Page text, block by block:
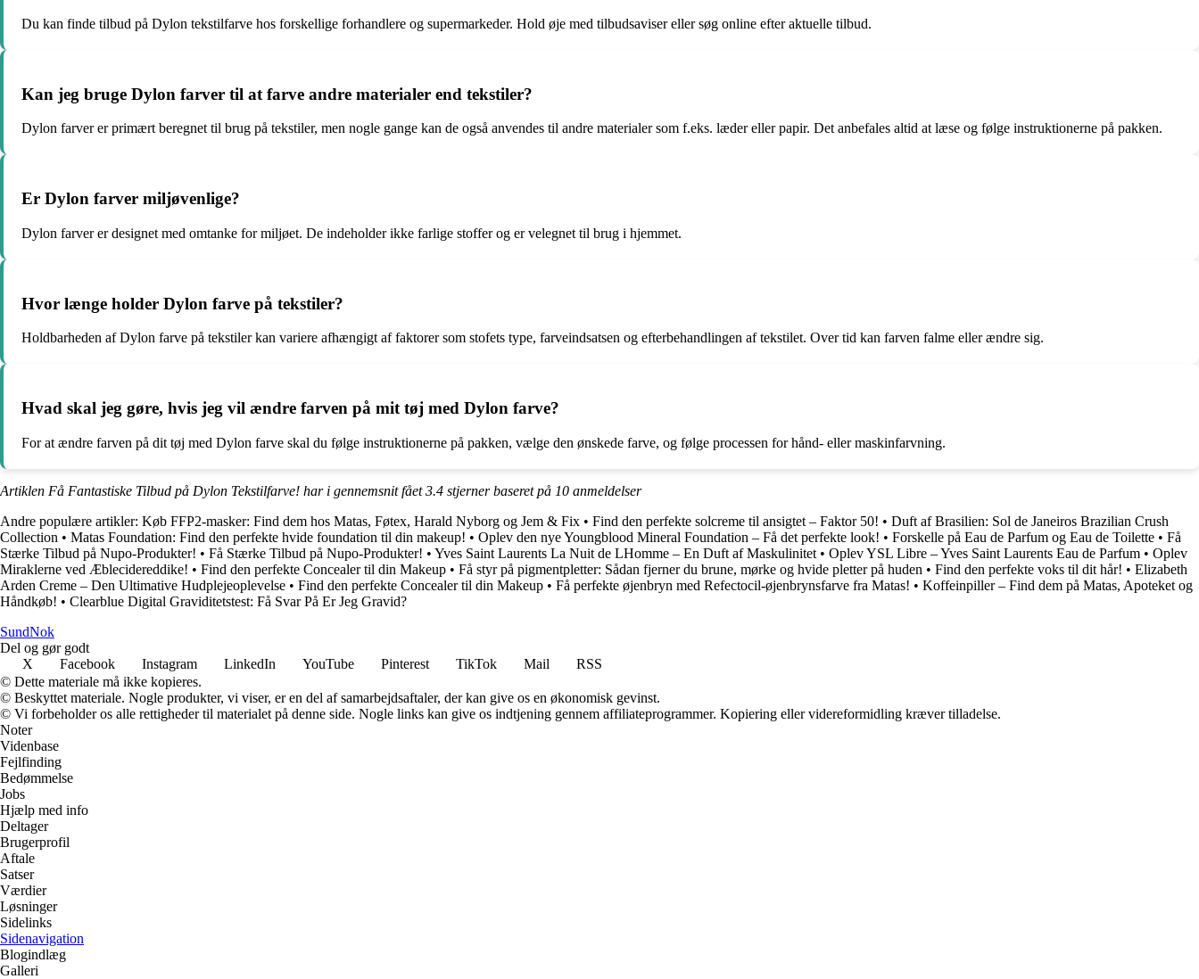
Du kan finde tilbud på Dylon tekstilfarve hos forskellige forhandlere og supermarkeder. Hold øje med tilbudsaviser eller søg online efter aktuelle tilbud.
Kan jeg bruge Dylon farver til at farve andre materialer end tekstiler?
Dylon farver er primært beregnet til brug på tekstiler, men nogle gange kan de også anvendes til andre materialer som f.eks. læder eller papir. Det anbefales altid at læse og følge instruktionerne på pakken.
Er Dylon farver miljøvenlige?
Dylon farver er designet med omtanke for miljøet. De indeholder ikke farlige stoffer og er velegnet til brug i hjemmet.
Hvor længe holder Dylon farve på tekstiler?
Holdbarheden af Dylon farve på tekstiler kan variere afhængigt af faktorer som stofets type, farveindsatsen og efterbehandlingen af tekstilet. Over tid kan farven falme eller ændre sig.
Hvad skal jeg gøre, hvis jeg vil ændre farven på mit tøj med Dylon farve?
For at ændre farven på dit tøj med Dylon farve skal du følge instruktionerne på pakken, vælge den ønskede farve, og følge processen for hånd- eller maskinfarvning.
Artiklen Få Fantastiske Tilbud på Dylon Tekstilfarve! har i gennemsnit fået3.4 stjerner baseret på 10 anmeldelser
Andre populære artikler: Køb FFP2-masker: Find dem hos Matas, Føtex, Harald Nyborg og Jem & Fix • Find den perfekte solcreme til ansigtet – Faktor 50! • Duft af Brasilien: Sol de Janeiros Brazilian Crush
Collection • Matas Foundation: Find den perfekte hvide foundation til din makeup! • Oplev den nye Youngblood Mineral Foundation – Få det perfekte look! • Forskelle på Eau de Parfum og Eau de Toilette • Få
Stærke Tilbud på Nupo-Produkter! • Få Stærke Tilbud på Nupo-Produkter! • Yves Saint Laurents La Nuit de LHomme – En Duft af Maskulinitet • Oplev YSL Libre – Yves Saint Laurents Eau de Parfum • Oplev
Miraklerne ved Æblecidereddike! • Find den perfekte Concealer til din Makeup • Få styr på pigmentpletter: Sådan fjerner du brune, mørke og hvide pletter på huden • Find den perfekte voks til dit hår! • Elizabeth
Arden Creme – Den Ultimative Hudplejeoplevelse • Find den perfekte Concealer til din Makeup • Få perfekte øjenbryn med Refectocil-øjenbrynsfarve fra Matas! • Koffeinpiller – Find dem på Matas, Apoteket og
Håndkøb! • Clearblue Digital Graviditetstest: Få Svar På Er Jeg Gravid?
SundNok
Del og gør godt
X
Facebook Instagram LinkedIn YouTube Pinterest TikTok Mail
RSS
© Dette materiale må ikke kopieres.
© Beskyttet materiale. Nogle produkter, vi viser, er en del af samarbejdsaftaler, der kan give os en økonomisk gevinst.
© Vi forbeholder os alle rettigheder til materialet på denne side. Nogle links kan give os indtjening gennem affiliateprogrammer. Kopiering eller videreformidling kræver tilladelse.
Noter
Videnbase
Fejlfinding
Bedømmelse
Jobs
Hjælp med info
Deltager
Brugerprofil
Aftale
Satser
Værdier
Løsninger
Sidelinks
Sidenavigation
Blogindlæg
Galleri